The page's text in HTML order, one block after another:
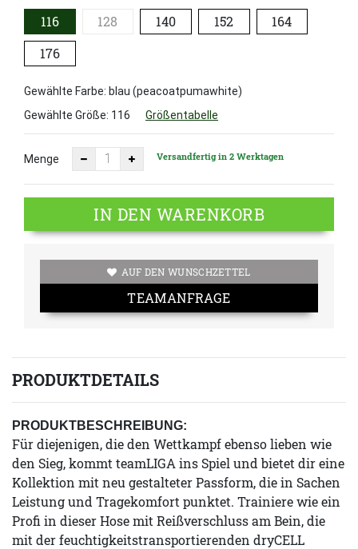
116 128 140 152
164
176
Gewählte Farbe: blau (peacoatpumawhite)
Gewählte Größe: 116 Größentabelle
Menge Versandfertig in 2 Werktagen
IN DEN WARENKORB
AUF DEN WUNSCHZETTEL
TEAMANFRAGE
PRODUKTDETAILS
PRODUKTBESCHREIBUNG:
Für diejenigen, die den Wettkampf ebenso lieben wie
den Sieg, kommt teamLIGA ins Spiel und bietet dir eine
Kollektion mit neu gestalteter Passform, die in Sachen
Leistung und Tragekomfort punktet. Trainiere wie ein
Profi in dieser Hose mit Reißverschluss am Bein, die
mit der feuchtigkeitstransportierenden dryCELL